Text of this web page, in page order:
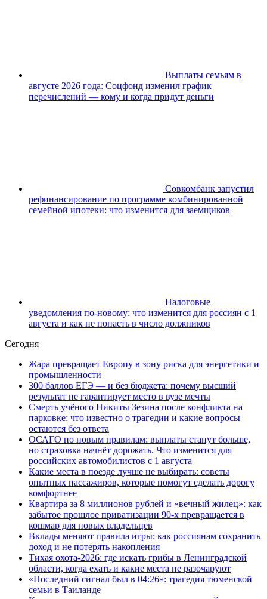
Выплаты семьям в
августе 2026 года: Соцфонд изменил график
перечислений — кому и когда придут деньги
Совкомбанк запустил
рефинансирование по программе комбинированной
семейной ипотеки: что изменится для заемщиков
Налоговые
уведомления по-новому: что изменится для россиян с 1
августа и как не попасть в число должников
Сегодня
Жара превращает Европу в зону риска для энергетики и
промышленности
300 баллов ЕГЭ — и без бюджета: почему высший
результат не гарантирует место в вузе мечты
Смерть учёного Никиты Зезина после конфликта на
парковке: что известно о трагедии и какие вопросы
остаются без ответа
ОСАГО по новым правилам: выплаты станут больше,
но страховка начнёт дорожать. Что изменится для
российских автомобилистов с 1 августа
Какие места в поезде лучше не выбирать: советы
опытных пассажиров, которые помогут сделать дорогу
комфортнее
Квартира за 8 миллионов рублей и «вечный жилец»: как
забытое прошлое приватизации 90-х превращается в
кошмар для новых владельцев
Вклады меняют правила игры: как россиянам сохранить
доход и не потерять накопления
Тихая охота-2026: где искать грибы в Ленинградской
области, когда ехать и какие места не разочаруют
«Последний сигнал был в 04:26»: трагедия тюменской
семьи в Таиланде